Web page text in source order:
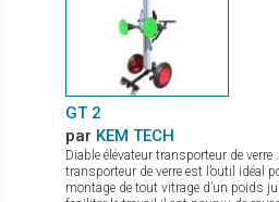
GT 2
par KEM TECH
Diable élévateur transporteur de verre
transporteur de verre est l’outil idéal
montage de tout vitrage d’un poids